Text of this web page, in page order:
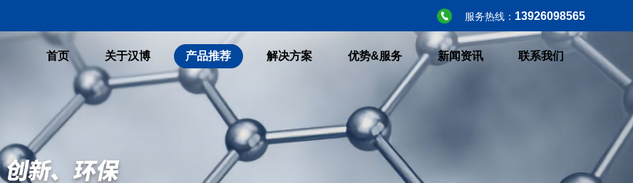
服务热线： 13926098565
首页 关于汉博 产品推荐 解决方案 优势&服务 新闻资讯 联系我们